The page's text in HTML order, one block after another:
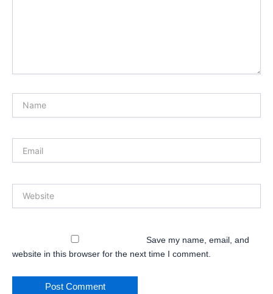
Save my name, email, and
website in this browser for the next time I comment.